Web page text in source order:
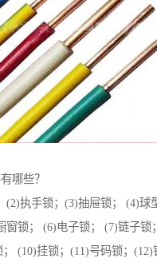
哪些？
(2)执手锁；(3)抽屉锁； (4)球
窗锁； (6)电子锁； (7)链子锁
(10)挂锁；(11)号码锁；(12)